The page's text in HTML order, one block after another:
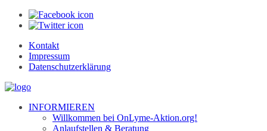
Kontakt
Impressum
Datenschutzerklärung
INFORMIEREN
Willkommen bei OnLyme-Aktion.org!
Anlaufstellen & Beratung